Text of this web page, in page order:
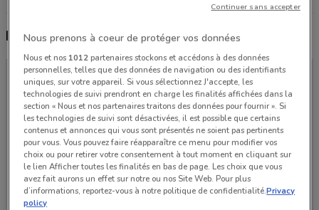
Derniers catalogues Roady
Nous prenons à coeur de protéger vos données
Nous et nos 1012partenaires stockons et accédons à des données
personnelles, telles que des données de navigation ou des identifiants
uniques, sur votre appareil. Si vous sélectionnez J'accepte, les
technologies de suivi prendront en charge les finalités affichées dans la
section « Nous et nos partenaires traitons des données pour fournir ». Si
les technologies de suivi sont désactivées, il est possible que certains
contenus et annonces qui vous sont présentés ne soient pas pertinents
pour vous. Vous pouvez faire réapparaître ce menu pour modifier vos
choix ou pour retirer votre consentement à tout moment en cliquant sur
le lien Afficher toutes les finalités en bas de page. Les choix que vous
avez fait aurons un effet sur notre ou nos Site Web. Pour plus
d’informations, reportez-vous à notre politique de confidentialité.Privacy
policy
Continuer sans accepter